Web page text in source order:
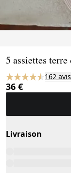
5 assiettes
162
36 €
Livraison